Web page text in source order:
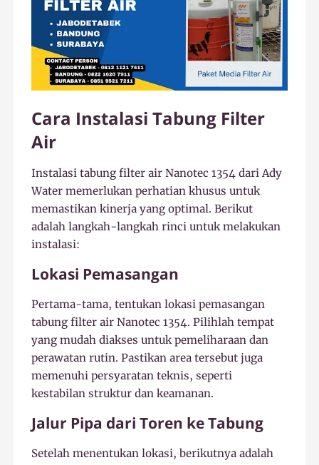
Cara Instalasi Tabung Filter
Air
Instalasi tabung filter air Nanotec 1354 dari Ady
Water memerlukan perhatian khusus untuk
memastikan kinerja yang optimal. Berikut
adalah langkah-langkah rinci untuk melakukan
instalasi:
Lokasi Pemasangan
Pertama-tama, tentukan lokasi pemasangan
tabung filter air Nanotec 1354. Pilihlah tempat
yang mudah diakses untuk pemeliharaan dan
perawatan rutin. Pastikan area tersebut juga
memenuhi persyaratan teknis, seperti
kestabilan struktur dan keamanan.
Jalur Pipa dari Toren ke Tabung
Setelah menentukan lokasi, berikutnya adalah